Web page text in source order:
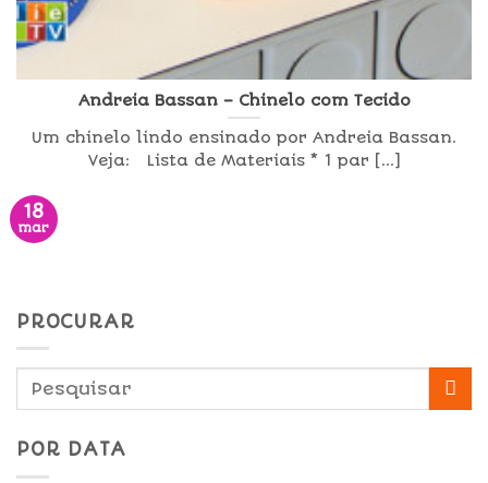
Andreia Bassan – Chinelo com Tecido
Um chinelo lindo ensinado por Andreia Bassan.
Veja: Lista de Materiais * 1 par [...]
18
mar
PROCURAR
POR DATA